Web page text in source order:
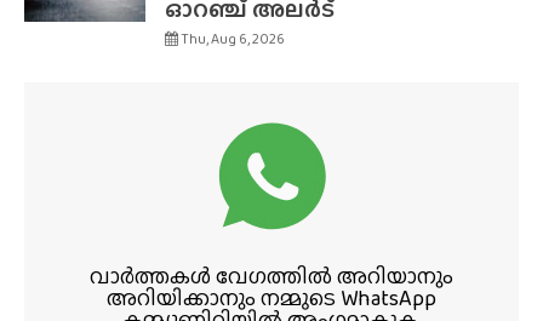
ഓറഞ്ച് അലർട്
Thu, Aug 6, 2026
വാർത്തകൾ വേഗത്തിൽ അറിയാനും
അറിയിക്കാനും നമ്മുടെ WhatsApp